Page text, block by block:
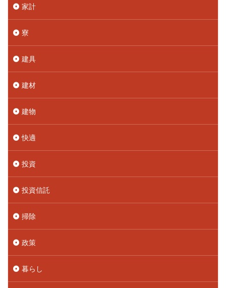
家計
寮
建具
建材
建物
快適
投資
投資信託
掃除
政策
暮らし